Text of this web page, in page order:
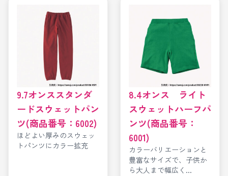
9.7オンススタンダ
ードスウェットパン
ツ(商品番号：6002)
ほどよい厚みのスウェッ
トパンツにカラー拡充
8.4オンス ライト
スウェットハーフパ
ンツ(商品番号：
6001)
カラーバリエーションと
豊富なサイズで、子供か
ら大人まで幅広く...